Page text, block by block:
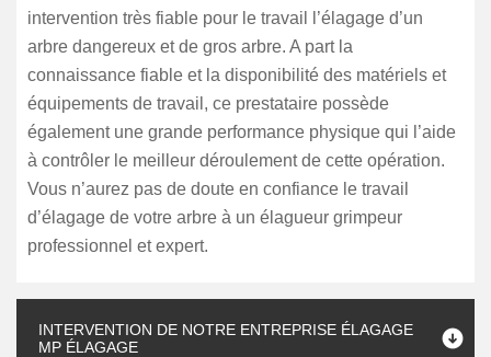
intervention très fiable pour le travail l’élagage d’un
arbre dangereux et de gros arbre. A part la
connaissance fiable et la disponibilité des matériels et
équipements de travail, ce prestataire possède
également une grande performance physique qui l’aide
à contrôler le meilleur déroulement de cette opération.
Vous n’aurez pas de doute en confiance le travail
d’élagage de votre arbre à un élagueur grimpeur
professionnel et expert.
INTERVENTION DE NOTRE ENTREPRISE ÉLAGAGE
MP ÉLAGAGE